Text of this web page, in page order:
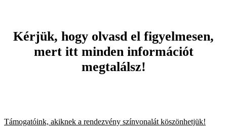
Kérjük, hogy olvasd el figyelmesen,
mert itt minden információt
megtalálsz!
Támogatóink, akiknek a rendezvény színvonalát köszönhetjük!